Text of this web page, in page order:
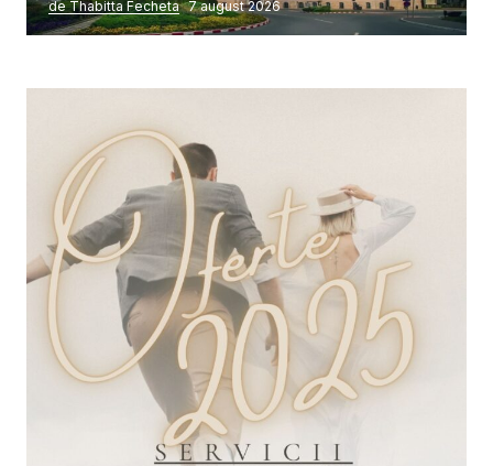
de Thabitta Fecheta 7 august 2026